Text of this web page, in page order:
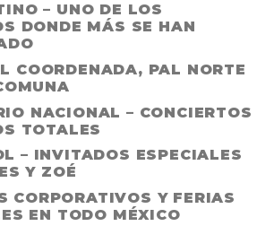
– UNO DE LOS
DONDE MÁS SE HAN
COORDENADA, PAL NORTE
NACIONAL – CONCIERTOS
TOTALES
– INVITADOS ESPECIALES
Y ZOÉ
CORPORATIVOS Y FERIAS
EN TODO MÉXICO